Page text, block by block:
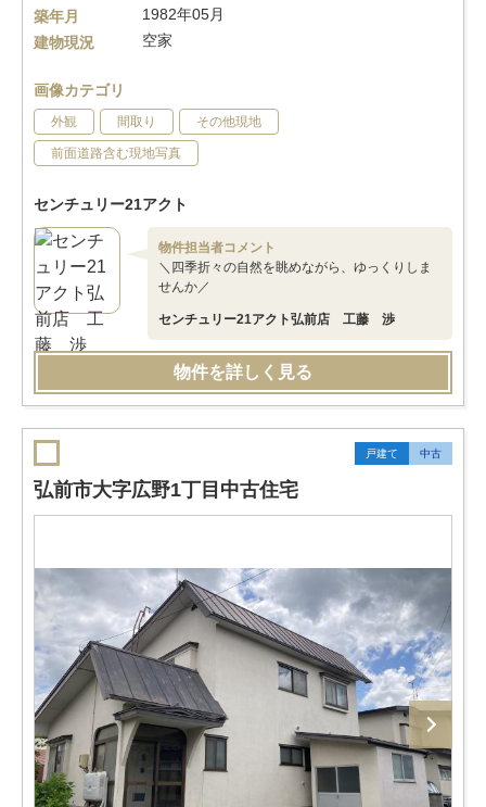
築年月
1982年05月
建物現況
空家
画像カテゴリ
外観 間取り その他現地
前面道路含む現地写真
センチュリー21アクト
物件担当者コメント
＼四季折々の自然を眺めながら、ゆっくりしま
せんか／
センチュリー21アクト弘前店 工藤 渉
物件を詳しく見る
戸建て 中古
弘前市大字広野1丁目中古住宅